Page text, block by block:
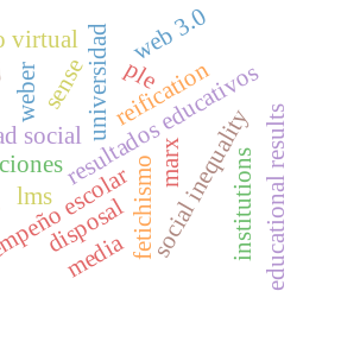
universidad
fetichismo
resultados educativos
escolarsocial inequality
social
weber
institutions
disposal
reification
marx educational results
media
ple
lms
virtual web 3.0
sense